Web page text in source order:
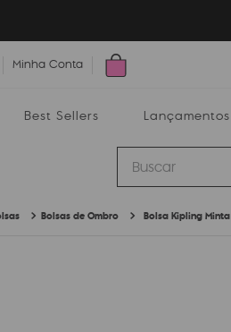
Minha Conta
Best Sellers Lançamentos
Buscar
Bolsas de Ombro Bolsa Kipling Minta